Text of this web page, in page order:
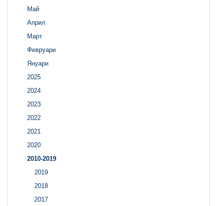
Май
Април
Март
Февруари
Януари
2025
2024
2023
2022
2021
2020
2010-2019
2019
2018
2017